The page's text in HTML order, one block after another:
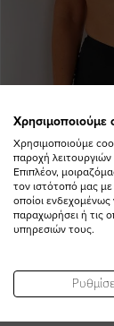
Σουτιέν χωρίς
Χρησιμοποιούμε
Χρησιμοποιούμε
παροχή
Επιπλέον,
τον ιστότοπό μας
οποίοι
παραχωρήσει ή τις
υπηρεσιών τους.